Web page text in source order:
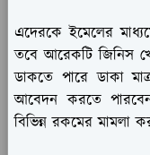
এদেরকে ইমেলের
তবে আরেকটি জিনিস
ডাকতে পারে ডাকা
আবেদন করতে
বিভিন্ন রকমের মামলা